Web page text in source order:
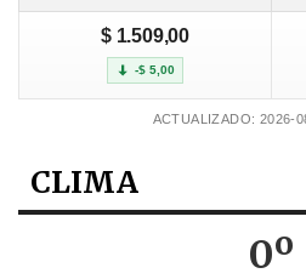
$ 1.509,00
-$ 5,00
ACTUALIZADO: 2026-
CLIMA
0º